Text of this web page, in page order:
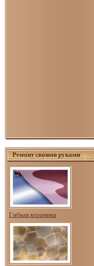
Ремонт своими руками
Гибкая керамика